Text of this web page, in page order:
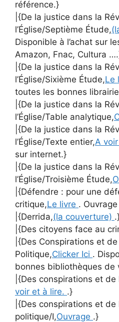
référence.}
|{De la justice dans la
l’Église/Septième Étude,
Disponible à l’achat sur
Amazon, Fnac, Cultura
|{De la justice dans la
l’Église/Sixième Étude,Le
toutes les bonnes
|{De la justice dans la
l’Église/Table analytique,
|{De la justice dans la
l’Église/Texte entier,A
sur internet.}
|{De la justice dans la
l’Église/Troisième Étude,
|{Défendre : pour une
critique,Le livre .
|{Derrida,(la couverture)
|{Des citoyens face au
|{Des Conspirations et
Politique,Clicker Ici .
bonnes bibliothèques
|{Des conspirations et
voir et à lire. .}
|{Des conspirations et de
politique/I,Ouvrage .}